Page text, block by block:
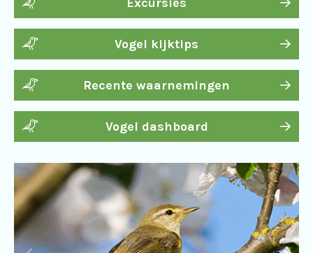
Vogel kijktips
Recente waarnemingen
Vogel dashboard